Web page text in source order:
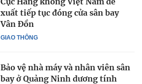
GIAO THÔNG
xuất tiếp tục đóng cửa sân bay
Vân Đồn
Bảo vệ nhà máy và nhân viên sân
bay ở Quảng Ninh dương tính